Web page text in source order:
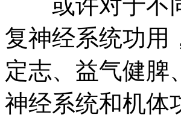
或许对于不同
复神经系统功用
定志、益气健脾
神经系统和机体